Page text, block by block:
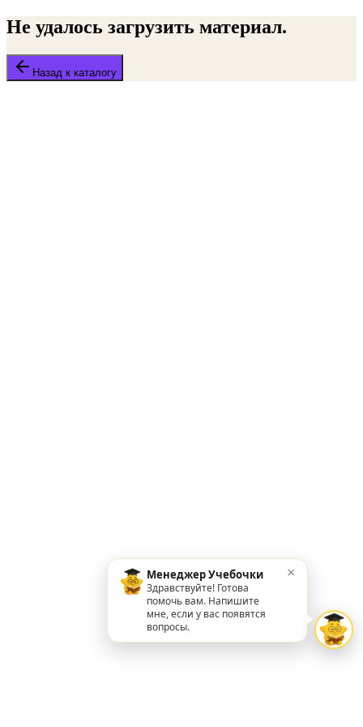
Не удалось загрузить материал.
Назад к каталогу
Менеджер Учебочки
Здравствуйте! Готова
помочь вам. Напишите
мне, если у вас появятся
вопросы.
×